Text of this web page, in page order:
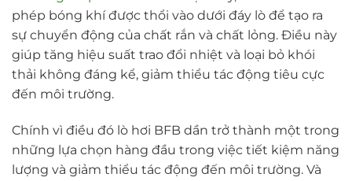
phép bóng khí được thổi vào dưới đáy lò để tạo ra
sự chuyển động của chất rắn và chất lỏng. Điều này
giúp tăng hiệu suất trao đổi nhiệt và loại bỏ khói
thải không đáng kể, giảm thiểu tác động tiêu cực
đến môi trường.
Chính vì điều đó lò hơi BFB dần trở thành một trong
những lựa chọn hàng đầu trong việc tiết kiệm năng
lượng và giảm thiểu tác động đến môi trường. Và